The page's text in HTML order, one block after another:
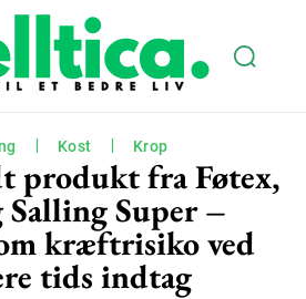
Kost Krop
produkt fra Føtex,
Super –
kræftrisiko ved
tids indtag